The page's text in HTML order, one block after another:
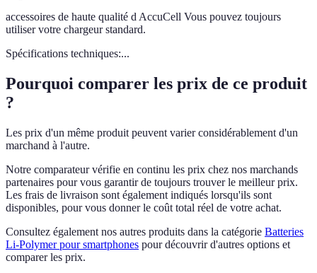
accessoires de haute qualité d AccuCell Vous pouvez toujours
utiliser votre chargeur standard.
Spécifications techniques:...
Pourquoi comparer les prix de ce produit
?
Les prix d'un même produit peuvent varier considérablement d'un
marchand à l'autre.
Notre comparateur vérifie en continu les prix chez nos marchands
partenaires pour vous garantir de toujours trouver le meilleur prix.
Les frais de livraison sont également indiqués lorsqu'ils sont
disponibles, pour vous donner le coût total réel de votre achat.
Consultez également nos autres produits dans la catégorie Batteries
Li-Polymer pour smartphones pour découvrir d'autres options et
comparer les prix.